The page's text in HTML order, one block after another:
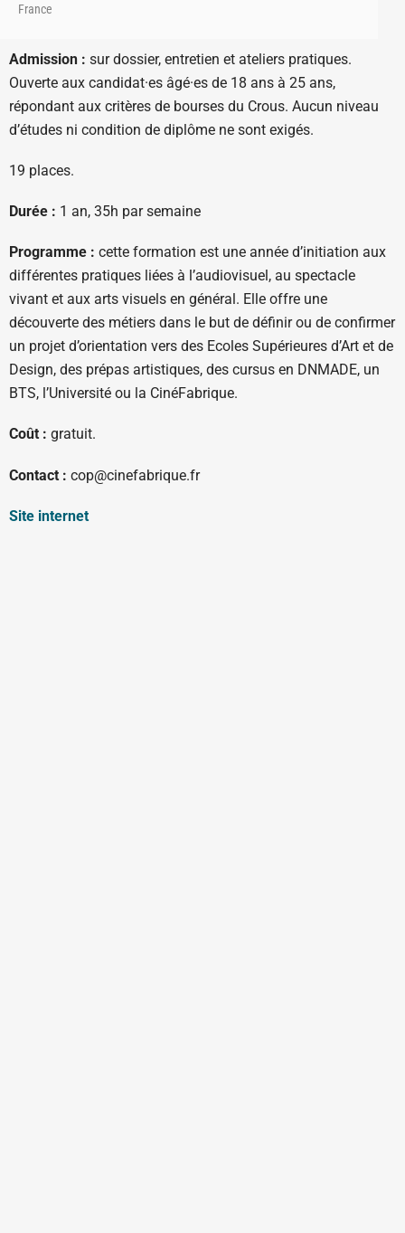
France
Admission : sur dossier, entretien et ateliers pratiques.
Ouverte aux candidat·es âgé·es de 18 ans à 25 ans,
répondant aux critères de bourses du Crous. Aucun niveau
d’études ni condition de diplôme ne sont exigés.
19 places.
Durée : 1 an, 35h par semaine
Programme : cette formation est une année d’initiation aux
différentes pratiques liées à l’audiovisuel, au spectacle
vivant et aux arts visuels en général. Elle offre une
découverte des métiers dans le but de définir ou de confirmer
un projet d’orientation vers des Ecoles Supérieures d’Art et de
Design, des prépas artistiques, des cursus en DNMADE, un
BTS, l’Université ou la CinéFabrique.
Coût : gratuit.
Contact : cop@cinefabrique.fr
Site internet